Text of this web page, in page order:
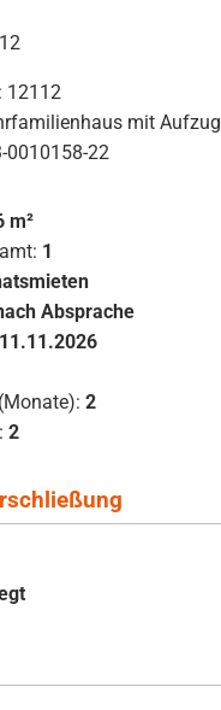
12112
mit Aufzug
0010158-22
m²
1
Absprache
11.11.2026
2
2